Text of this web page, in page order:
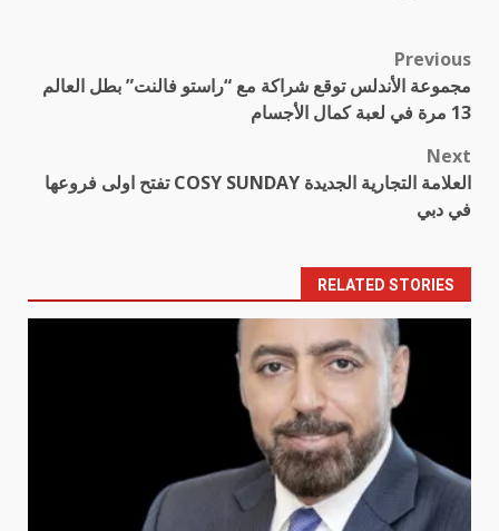
Post
navigation
Previous
مجموعة الأندلس توقع شراكة مع “راستو فالنت” بطل العالم
13 مرة في لعبة كمال الأجسام
Next
العلامة التجارية الجديدة COSY SUNDAY تفتح اولى فروعها
في دبي
RELATED STORIES